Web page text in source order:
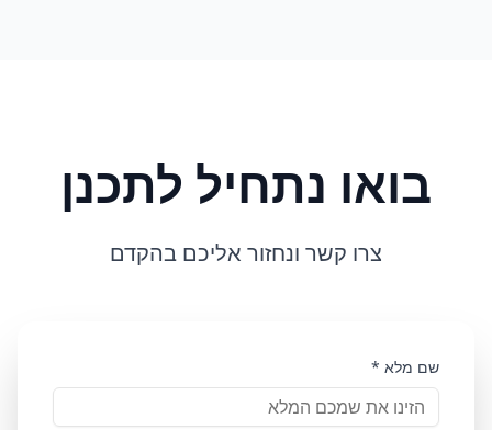
בואו נתחיל לתכנן
צרו קשר ונחזור אליכם בהקדם
שם מלא *